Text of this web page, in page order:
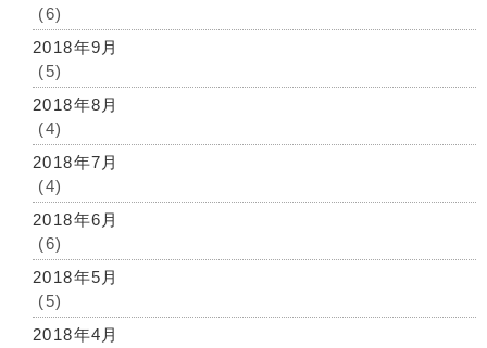
(6)
2018年9月
(5)
2018年8月
(4)
2018年7月
(4)
2018年6月
(6)
2018年5月
(5)
2018年4月